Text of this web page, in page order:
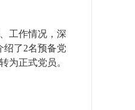
工作情况，深
绍了2名预备党
为正式党员。